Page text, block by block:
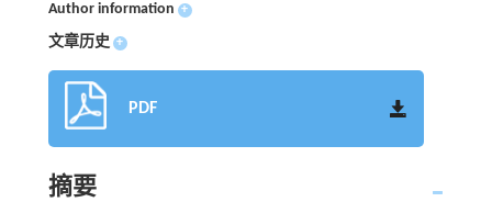
Author information +
文章历史 +
PDF
摘要